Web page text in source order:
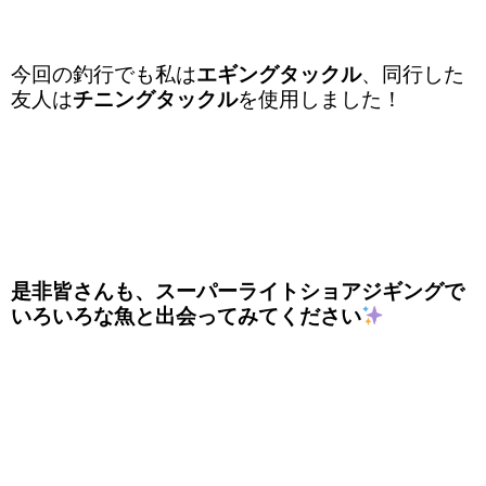
今回の釣行でも私はエギングタックル、同行した
友人はチニングタックルを使用しました！
是非皆さんも、スーパーライトショアジギングで
いろいろな魚と出会ってみてください